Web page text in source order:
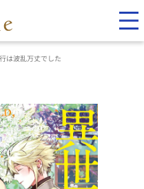
は波乱万丈でした